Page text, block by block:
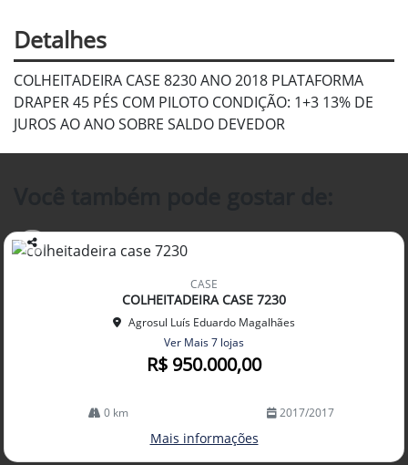
Detalhes
COLHEITADEIRA CASE 8230 ANO 2018 PLATAFORMA
DRAPER 45 PÉS COM PILOTO CONDIÇÃO: 1+3 13% DE
JUROS AO ANO SOBRE SALDO DEVEDOR
Co
CASE
COLHEITADEIRA CASE 7230
Agrosul Luís Eduardo Magalhães
Ver Mais 7 lojas
R$ 950.000,00
0 km 2017/2017
Mais informações